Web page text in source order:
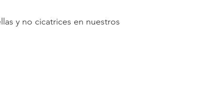
y no cicatrices en nuestros